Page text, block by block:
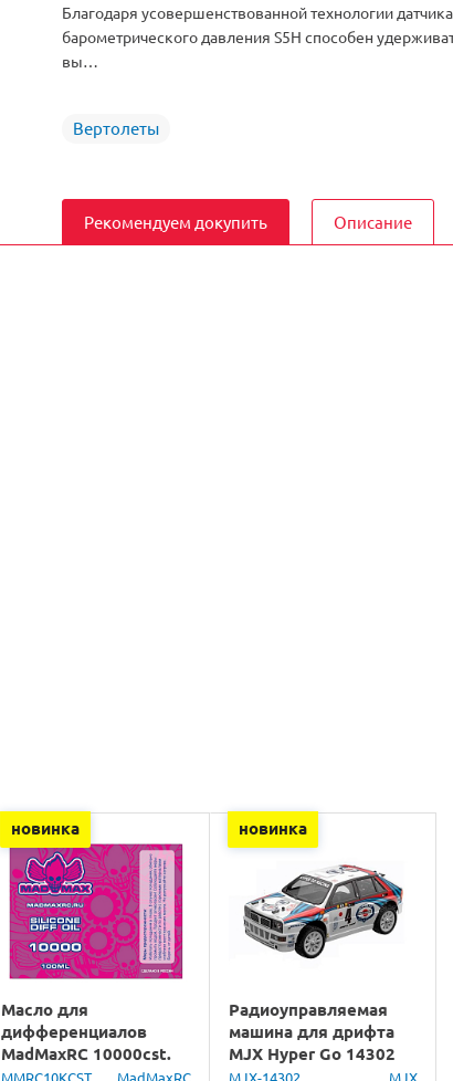
Благодаря усовершенствованной технологии датчика
барометрического давления S5H способен
вы…
Вертолеты
Рекомендуем докупить Описание
новинка
Масло для
дифференциалов
MadMaxRC 10000cst.
100ml.
MMRC10KCST MadMaxRC
новинка
Радиоуправляемая
машина для дрифта
MJX Hyper Go 14302
Lancia Delta Brushless
MJX-14302 MJX